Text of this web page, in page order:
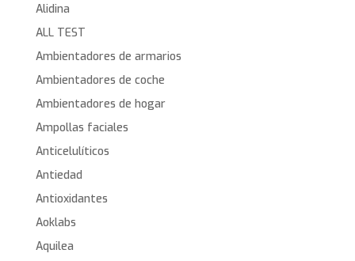
Alidina
ALL TEST
Ambientadores de armarios
Ambientadores de coche
Ambientadores de hogar
Ampollas faciales
Anticelulíticos
Antiedad
Antioxidantes
Aoklabs
Aquilea